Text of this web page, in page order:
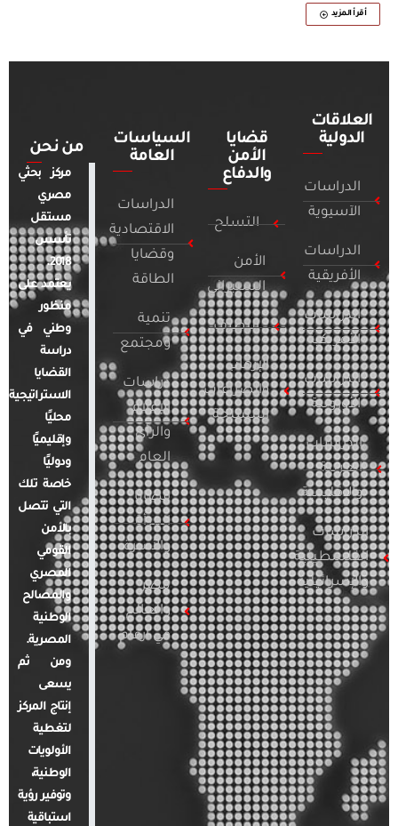
أقرأ المزيد
العلاقات
الدولية
الدراسات
الآسيوية
الدراسات
الأفريقية
الدراسات
الأمريكية
الدراسات
الأوروبية
الدراسات
العربية
والإقليمية
الدراسات
الفلسطينية
والإسرائيلية
قضايا
الأمن
والدفاع
التسلح
الأمن
السيبراني
التطرف
الإرهاب
والصراعات
المسلحة
السياسات
العامة
الدراسات
الاقتصادية
وقضايا
الطاقة
تنمية
ومجتمع
دراسات
الإعلام
والرأي
العام
قضايا
المرأة
والأسرة
مصر
والعالم
في أرقام
من نحن
مركز بحثي
مصري
مستقل
تأسس
2018.
يعتمد على
منظور
وطني في
دراسة
القضايا
الاستراتيجية
محليًا
وإقليميًا
ودوليًا
خاصة تلك
التي تتصل
بالأمن
القومي
المصري
والمصالح
الوطنية
المصرية.
ومن ثم
يسعى
إنتاج المركز
لتغطية
الأولويات
الوطنية،
وتوفير رؤية
استباقية